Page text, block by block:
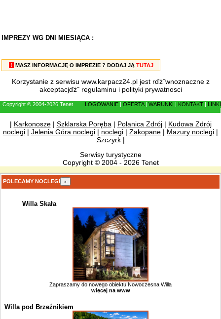
IMPREZY WG DNI MIESIĄCA :
! MASZ INFORMACJĘ O IMPREZIE ? DODAJ JĄ TUTAJ
Korzystanie z serwisu www.karpacz24.pl jest rďż˝wnoznaczne z
akceptacjďż˝ regulaminu i polityki prywatnosci
Copyright © 2004-2026 Tenet LOGOWANIE OFERTA| WARUNKI KONTAKT
LINKI
| Karkonosze| Szklarska Poręba| Polanica Zdrój| Kudowa Zdrój
noclegi | Jelenia Góra noclegi | noclegi | Zakopane | Mazury noclegi |
Szczyrk|
Serwisy turystyczne
Copyright © 2004 - 2026 Tenet
POLECAMY NOCLEGI x
Willa Skała
Zapraszamy do nowego obiektu Nowoczesna Willa
więcej na www
Willa pod Brzeźnikiem